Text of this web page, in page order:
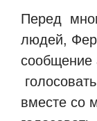
Перед
людей,
сообщение
вместе со